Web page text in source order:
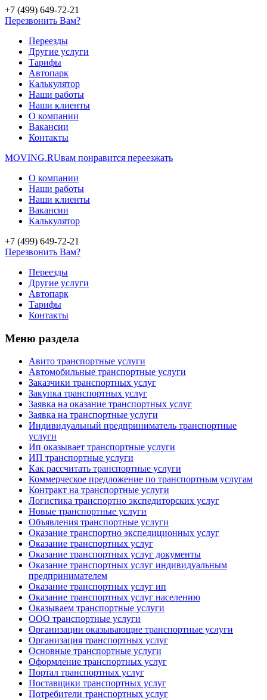
+7 (499) 649-72-21
Перезвонить Вам?
Переезды
Другие услуги
Тарифы
Автопарк
Калькулятор
Наши работы
Наши клиенты
О компании
Вакансии
Контакты
MOVING.RUвам понравится переезжать
О компании
Наши работы
Наши клиенты
Вакансии
Калькулятор
+7 (499) 649-72-21
Перезвонить Вам?
Переезды
Другие услуги
Автопарк
Тарифы
Контакты
Меню раздела
Авито транспортные услуги
Автомобильные транспортные услуги
Заказчики транспортных услуг
Закупка транспортных услуг
Заявка на оказание транспортных услуг
Заявка на транспортные услуги
Индивидуальный предприниматель транспортные
услуги
Ип оказывает транспортные услуги
ИП транспортные услуги
Как рассчитать транспортные услуги
Коммерческое предложение по транспортным услугам
Контракт на транспортные услуги
Логистика транспортно экспедиторских услуг
Новые транспортные услуги
Объявления транспортные услуги
Оказание транспортно экспедиционных услуг
Оказание транспортных услуг
Оказание транспортных услуг документы
Оказание транспортных услуг индивидуальным
предпринимателем
Оказание транспортных услуг ип
Оказание транспортных услуг населению
Оказываем транспортные услуги
ООО транспортные услуги
Организации оказывающие транспортные услуги
Организация транспортных услуг
Основные транспортные услуги
Оформление транспортных услуг
Портал транспортных услуг
Поставщики транспортных услуг
Потребители транспортных услуг